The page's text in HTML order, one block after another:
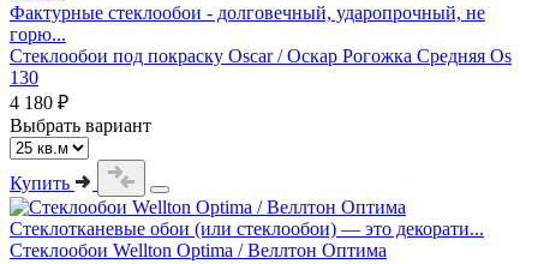
Фактурные стеклообои - долговечный, ударопрочный, не
горю...
Стеклообои под покраску Oscar / Оскар Рогожка Средняя Os
130
4 180 ₽
Выбрать вариант
Купить
Стеклотканевые обои (или стеклообои) — это декорати...
Стеклообои Wellton Optima / Веллтон Оптима